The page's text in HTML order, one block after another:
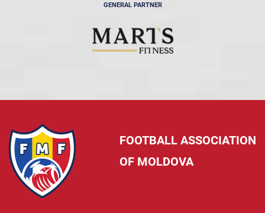
GENERAL PARTNER
FOOTBALL ASSOCIATION
OF MOLDOVA